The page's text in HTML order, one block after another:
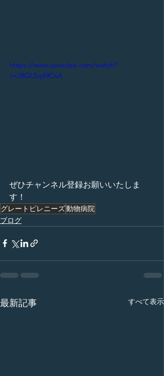
https://www.youtube.com/watch?
v=J8GLSq49CsA
ぜひチャンネル登録お願いいたしま
す！
グレートピレニーズ動物病院
ブログ
最新記事 すべて表示